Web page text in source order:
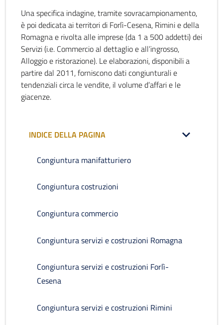
Una specifica indagine, tramite sovracampionamento,
è poi dedicata ai territori di Forlì-Cesena, Rimini e della
Romagna e rivolta alle imprese (da 1 a 500 addetti) dei
Servizi (i.e. Commercio al dettaglio e all’ingrosso,
Alloggio e ristorazione). Le elaborazioni, disponibili a
partire dal 2011, forniscono dati congiunturali e
tendenziali circa le vendite, il volume d’affari e le
giacenze.
INDICE DELLA PAGINA
Congiuntura manifatturiero
Congiuntura costruzioni
Congiuntura commercio
Congiuntura servizi e costruzioni Romagna
Congiuntura servizi e costruzioni Forlì-
Cesena
Congiuntura servizi e costruzioni Rimini